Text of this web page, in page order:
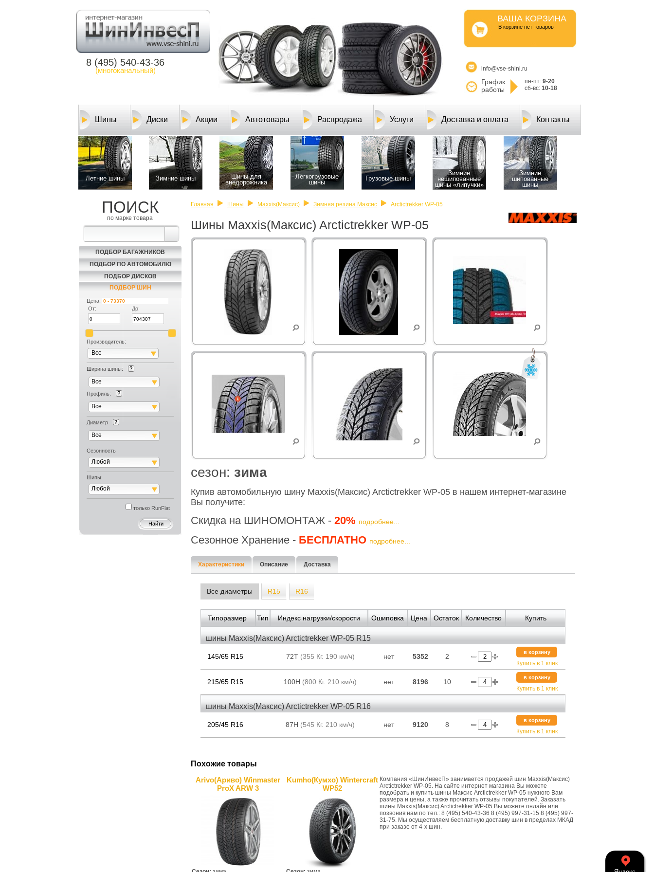
8 (495) 540-43-36
(многоканальный)
ВАША КОРЗИНА
B корзине нет товаров
info@vse-shini.ru
График
работы
пн-пт: 9-20
сб-вс: 10-18
Шины Диски Акции Автотовары Распродажа Услуги Доставка и оплата Контакты
Летние шины Зимние шины
Шины для
внедорожника
Легкогрузовые
шины
Грузовые шины
Зимние
нешипованные
шины «липучки»
Зимние
шипованные
шины
ПОИСК
по марке товара
ПОДБОР БАГАЖНИКОВ
ПОДБОР ПО АВТОМОБИЛЮ
ПОДБОР ДИСКОВ
ПОДБОР ШИН
Цена:
От:
До:
Производитель:
Все
Ширина шины:
Все
Профиль:
Все
Диаметр
Все
Сезонность
Любой
Шипы:
Любой
только RunFlat
Главная Шины Maxxis(Максис) Зимняя резина Максис Arctictrekker WP-05
Шины Maxxis(Максис) Arctictrekker WP-05
cезон: зима
Купив автомобильную шину Maxxis(Максис) Arctictrekker WP-05 в нашем интернет-магазине
Вы получите:
Скидка на ШИНОМОНТАЖ - 20% подробнее...
Сезонное Хранение - БЕСПЛАТНО подробнее...
Характеристики Описание Доставка
Все диаметры R15 R16
Типоразмер Тип Индекс нагрузки/скорости Ошиповка Цена Остаток Количество Купить
шины Maxxis(Максис) Arctictrekker WP-05 R15
145/65 R15 72T (355 Кг. 190 км/ч) нет 5352 2
в корзину
Купить в 1 клик
215/65 R15 100H (800 Кг. 210 км/ч) нет 8196 10
в корзину
Купить в 1 клик
шины Maxxis(Максис) Arctictrekker WP-05 R16
205/45 R16 87H (545 Кг. 210 км/ч) нет 9120 8
в корзину
Купить в 1 клик
Похожие товары
Arivo(Ариво) Winmaster
ProX ARW 3
Kumho(Кумхо) Wintercraft
WP52
Компания «ШинИнвесП» занимается продажей шин Maxxis(Максис)
Arctictrekker WP-05. На сайте интернет магазина Вы можете
подобрать и купить шины Максис Arctictrekker WP-05 нужного Вам
размера и цены, а также прочитать отзывы покупателей. Заказать
шины Maxxis(Максис) Arctictrekker WP-05 Вы можете онлайн или
позвонив нам по тел.: 8 (495) 540-43-36 8 (495) 997-31-15 8 (495) 997-
31-75. Мы осуществляем бесплатную доставку шин в пределах МКАД
при заказе от 4-х шин.